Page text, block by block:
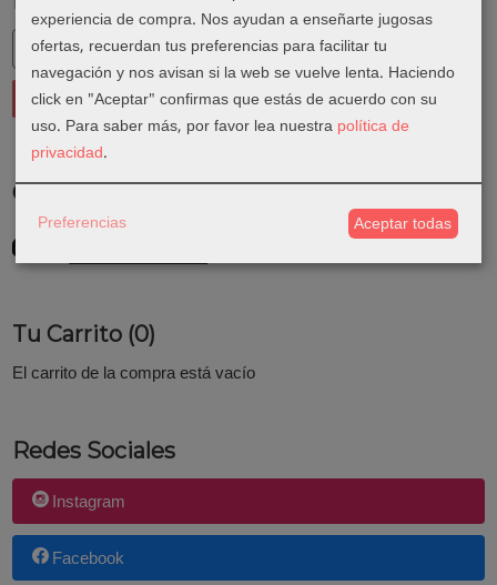
Costes de Envío
GRATIS *
Consultar Destinos
Tu Carrito (0)
El carrito de la compra está vacío
Redes Sociales
Instagram
Facebook
experiencia de compra. Nos ayudan a enseñarte jugosas
ofertas, recuerdan tus preferencias para facilitar tu
navegación y nos avisan si la web se vuelve lenta. Haciendo
click en "Aceptar" confirmas que estás de acuerdo con su
uso. Para saber más, por favor lea nuestra política de
privacidad.
Preferencias Aceptar todas